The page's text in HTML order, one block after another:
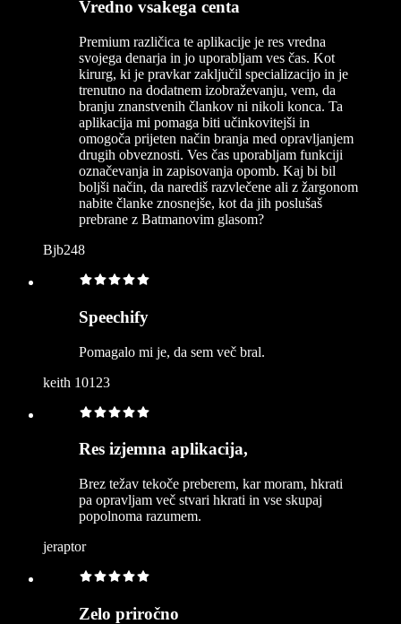
Vredno vsakega centa
Premium različica te aplikacije je res vredna
svojega denarja in jo uporabljam ves čas. Kot
kirurg, ki je pravkar zaključil specializacijo in je
trenutno na dodatnem izobraževanju, vem, da
branju znanstvenih člankov ni nikoli konca. Ta
aplikacija mi pomaga biti učinkovitejši in
omogoča prijeten način branja med opravljanjem
drugih obveznosti. Ves čas uporabljam funkciji
označevanja in zapisovanja opomb. Kaj bi bil
boljši način, da narediš razvlečene ali z žargonom
nabite članke znosnejše, kot da jih poslušaš
prebrane z Batmanovim glasom?
Bjb248
Speechify
Pomagalo mi je, da sem več bral.
keith 10123
Res izjemna aplikacija,
Brez težav tekoče preberem, kar moram, hkrati
pa opravljam več stvari hkrati in vse skupaj
popolnoma razumem.
jeraptor
Zelo priročno